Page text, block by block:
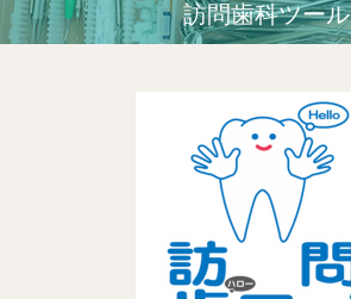
訪問歯科ツール